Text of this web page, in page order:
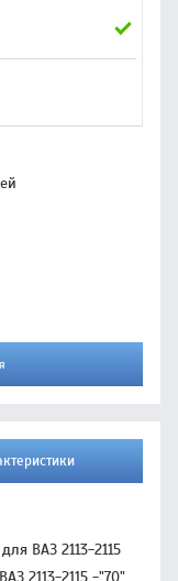
ВАЗ 2113-2115
2113-2115 -"70"